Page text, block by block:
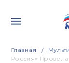
Главная
Россия»